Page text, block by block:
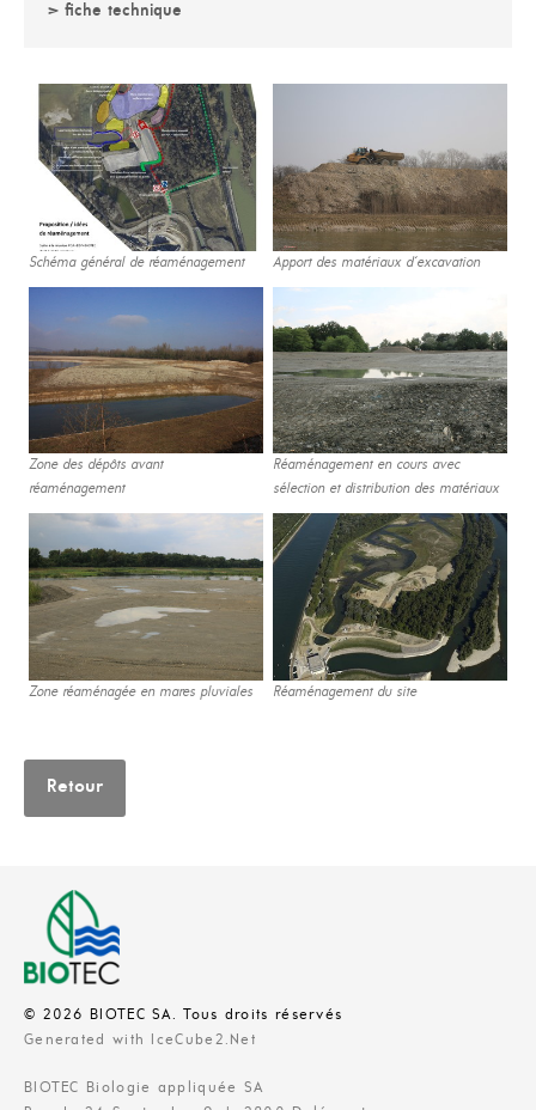
> fiche technique
Schéma général de réaménagement Apport des matériaux d‘excavation
Zone des dépôts avant
réaménagement
Réaménagement en cours avec
sélection et distribution des matériaux
Zone réaménagée en mares pluviales Réaménagement du site
Retour
© 2026 BIOTEC SA. Tous droits réservés
Generated with IceCube2.Net
BIOTEC Biologie appliquée SA